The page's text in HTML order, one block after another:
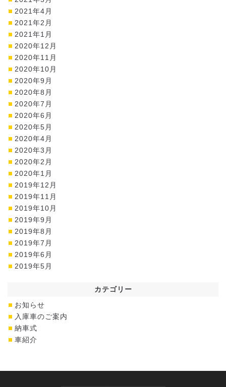
2021年4月
2021年2月
2021年1月
2020年12月
2020年11月
2020年10月
2020年9月
2020年8月
2020年7月
2020年6月
2020年5月
2020年4月
2020年3月
2020年2月
2020年1月
2019年12月
2019年11月
2019年10月
2019年9月
2019年8月
2019年7月
2019年6月
2019年5月
カテゴリー
お知らせ
入庫車のご案内
納車式
車紹介